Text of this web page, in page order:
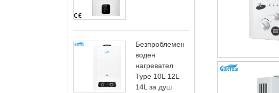
Безпроблемен
воден
нагревател
Type 10L 12L
14L за душ